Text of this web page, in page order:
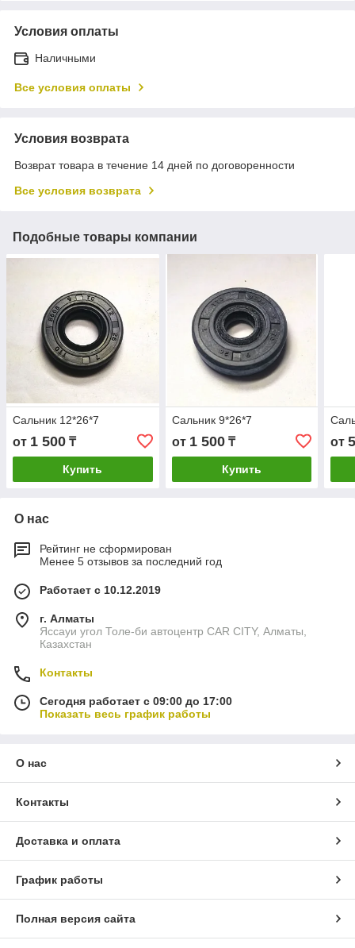
Условия оплаты
Наличными
Все условия оплаты
Условия возврата
Возврат товара в течение 14 дней по договоренности
Все условия возврата
Подобные товары компании
Сальник 12*26*7
от 1 500 ₸
Купить
Сальник 9*26*7
от 1 500₸
Купить
от
О нас
Рейтинг не сформирован
Менее 5 отзывов за последний год
Работает с 10.12.2019
г. Алматы
Яссауи угол Толе-би автоцентр CAR CITY, Алматы,
Казахстан
Контакты
Сегодня работает с 09:00 до 17:00
Показать весь график работы
О нас
Контакты
Доставка и оплата
График работы
Полная версия сайта